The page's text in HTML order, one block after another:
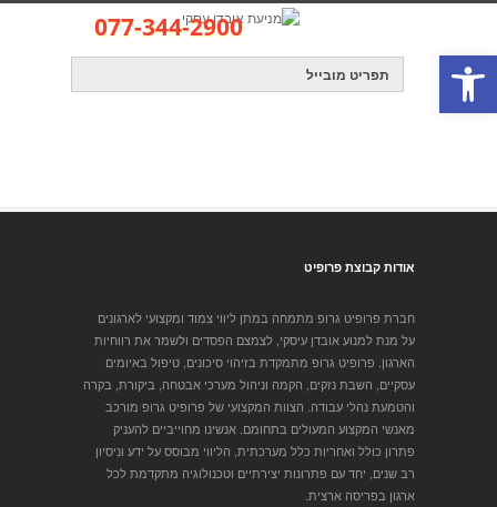
077-344-2900
אודות קבוצת פרופיט
חברת פרופיט גרופ מתמחה במתן ליווי צמוד ומקצועי לארגונים
על מנת למנוע אובדן עיסקי, לצמצם הפסדים ולשמר את רווחיות
הארגון. פרופיט גרופ מתמקדת בזיהוי סיכונים, טיפול באיומים
עסקיים, השבת נזקים, הקמה וניהול מערכי אבטחה, ביקורת, בקרה
והטמעת נהלי עבודה. הצוות המקצועי של פרופיט גרופ מורכב
מאנשי המקצוע המעולים בתחומם. אנשינו מחוייביים להעניק
פתרון כולל ואחריות כלל מערכתית, הליווי מבוסס על ידע וניסיון
רב שנים, יחד עם פתרונות יצירתיים וטכנולוגיה מתקדמת לכל
ארגון בפריסה ארצית.
פתח סרגל נגישות